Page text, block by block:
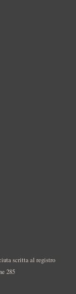
scritta al registro
285